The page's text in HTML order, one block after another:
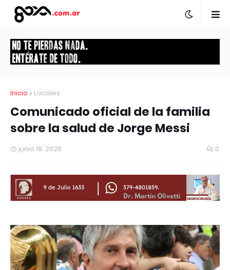
Inicio Locales
Comunicado oficial de la familia
sobre la salud de Jorge Messi
junio 19, 2026 0